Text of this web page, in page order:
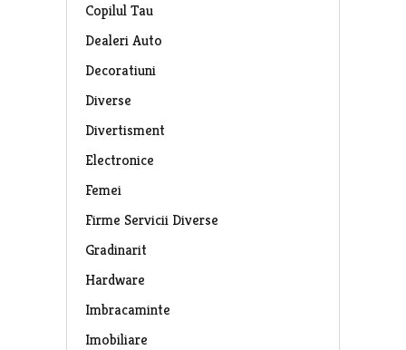
Copilul Tau
Dealeri Auto
Decoratiuni
Diverse
Divertisment
Electronice
Femei
Firme Servicii Diverse
Gradinarit
Hardware
Imbracaminte
Imobiliare